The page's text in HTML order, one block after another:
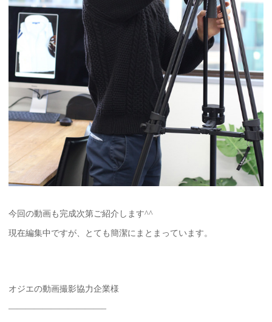
今回の動画も完成次第ご紹介します^^
現在編集中ですが、とても簡潔にまとまっています。
オジエの動画撮影協力企業様
———————————–